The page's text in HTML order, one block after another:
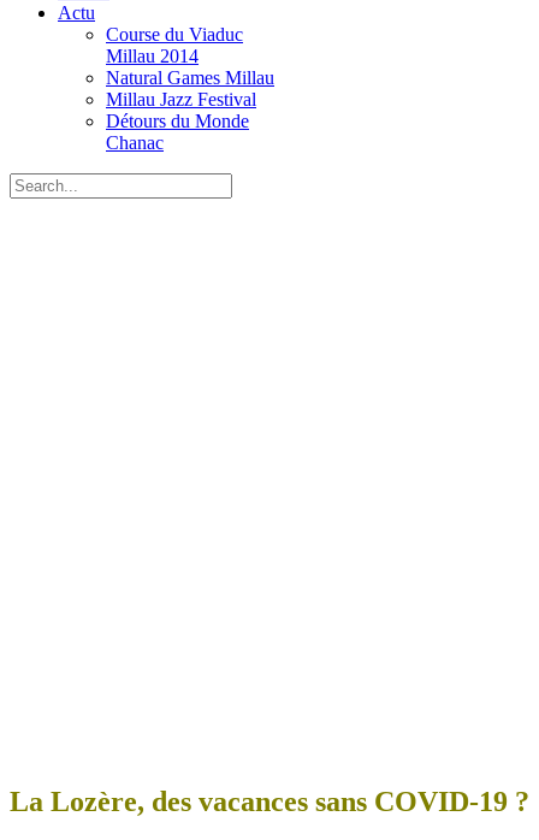
Actu
Course du Viaduc
Millau 2014
Natural Games Millau
Millau Jazz Festival
Détours du Monde
Chanac
La Lozère, des vacances sans COVID-19 ?